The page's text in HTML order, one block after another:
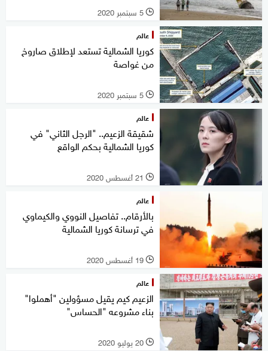
l 5 سبتمبر 2020
عالم
كوريا الشمالية تستعد لإطلاق صاروخ
من غواصة
l 5 سبتمبر 2020
عالم
شقيقة الزعيم.. "الرجل الثاني" في
كوريا الشمالية بحكم الواقع
l 21 أغسطس 2020
عالم
بالأرقام.. تفاصيل النووي والكيماوي
في ترسانة كوريا الشمالية
l 19 أغسطس 2020
عالم
الزعيم كيم يقيل مسؤولين "أهملوا"
بناء مشروعه "الحساس"
l 20 يوليو 2020